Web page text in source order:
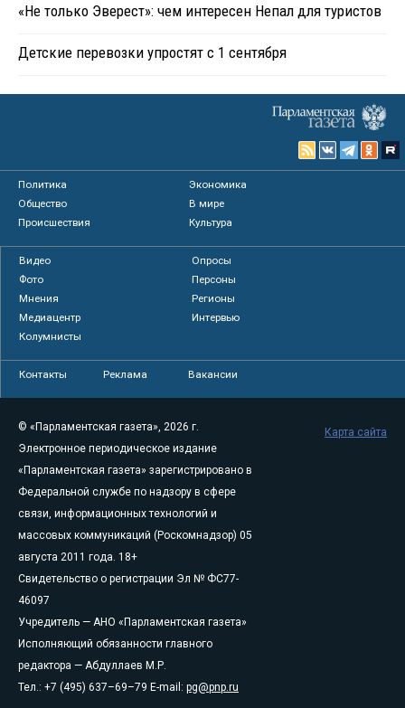
«Не только Эверест»: чем интересен Непал для туристов
Детские перевозки упростят с 1 сентября
Политика
Экономика
Общество
В мире
Происшествия
Культура
Видео
Опросы
Фото
Персоны
Мнения
Регионы
Медиацентр
Интервью
Колумнисты
Контакты Реклама Вакансии
© «Парламентская газета», 2026 г.
Электронное периодическое издание
«Парламентская газета» зарегистрировано в
Федеральной службе по надзору в сфере
связи, информационных технологий и
массовых коммуникаций (Роскомнадзор) 05
августа 2011 года. 18+
Свидетельство о регистрации Эл № ФС77-
46097
Учредитель — АНО «Парламентская газета»
Исполняющий обязанности главного
редактора — Абдуллаев М.Р.
Тел.: +7 (495) 637–69–79 E-mail: pg@pnp.ru
Карта сайта